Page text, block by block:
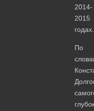
2014-
2015
годах.
По